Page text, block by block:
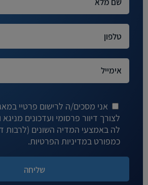
אני מסכים/ה לרישום פרטיי
לצורך דיוור פרסומי ועדכונים
כמפורט במדיניות הפרטיות.